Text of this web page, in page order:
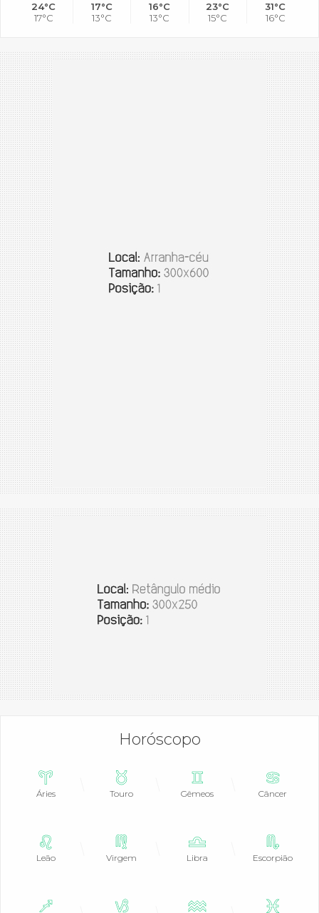
24°C
17°C
17°C
13°C
16°C
13°C
23°C
15°C
31°C
16°C
Horóscopo
Áries Touro Gêmeos Câncer
Leão Virgem Libra Escorpião